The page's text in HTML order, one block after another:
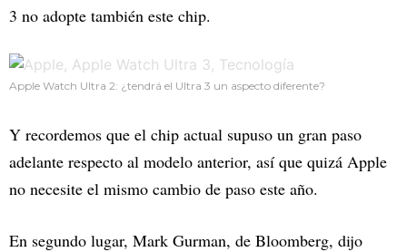
3 no adopte también este chip.
Apple Watch Ultra 2: ¿tendrá el Ultra 3 un aspecto diferente?
Y recordemos que el chip actual supuso un gran paso
adelante respecto al modelo anterior, así que quizá Apple
no necesite el mismo cambio de paso este año.
En segundo lugar, Mark Gurman, de Bloomberg, dijo